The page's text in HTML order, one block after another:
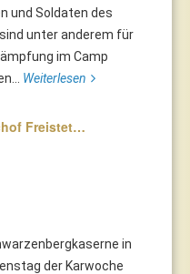
und Soldaten des
unter anderem für
im Camp
Weiterlesen
Freistet…
in
der Karwoche